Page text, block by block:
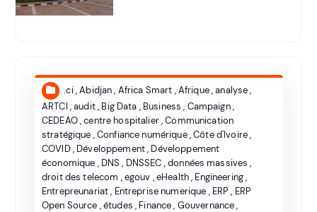
.ci,Abidjan, Africa Smart ,Afrique,analyse,
ARTCI ,audit, Big Data , Business , Campaign,
CEDEAO,centre hospitalier,Communication
stratégique ,Confiance numérique,Côte d'Ivoire,
COVID, Développement, Développement
économique , DNS , DNSSEC ,données massives ,
droit des telecom ,egouv ,eHealth, Engineering,
Entrepreunariat, Entreprise numerique , ERP , ERP
Open Source ,études , Finance, Gouvernance,